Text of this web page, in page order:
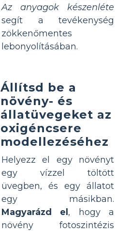
Az anyagok készenléte
segít a tevékenység
zökkenőmentes
lebonyolításában.
Állítsd be a
növény- és
állatüvegeket az
oxigéncsere
modellezéséhez
Helyezz el egy növényt
egy vízzel töltött
üvegben, és egy állatot
egy másikban.
Magyarázd el, hogy a
növény fotoszintézis